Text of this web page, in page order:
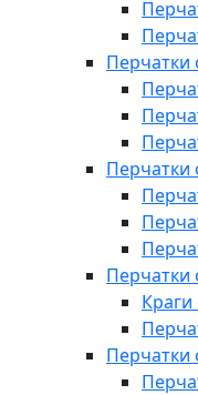
Перчатки
Перчатки
Перчатки
Перчатки